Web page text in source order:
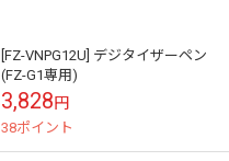
[FZ-VNPG12U] デジタイザーペン
(FZ-G1専用)
3,828円
38ポイント